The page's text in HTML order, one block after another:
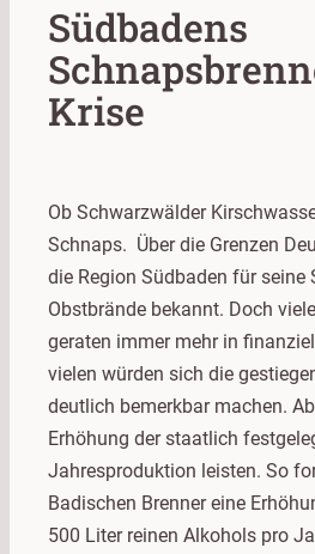
Südbadens
Krise
Ob Schwarzwälder
Schnaps. Über die Grenzen
die Region Südbaden für seine
Obstbrände bekannt. Doch
geraten immer mehr in
vielen würden sich die
deutlich bemerkbar machen.
Erhöhung der staatlich
Jahresproduktion leisten. So
Badischen Brenner eine
500 Liter reinen Alkohols pro